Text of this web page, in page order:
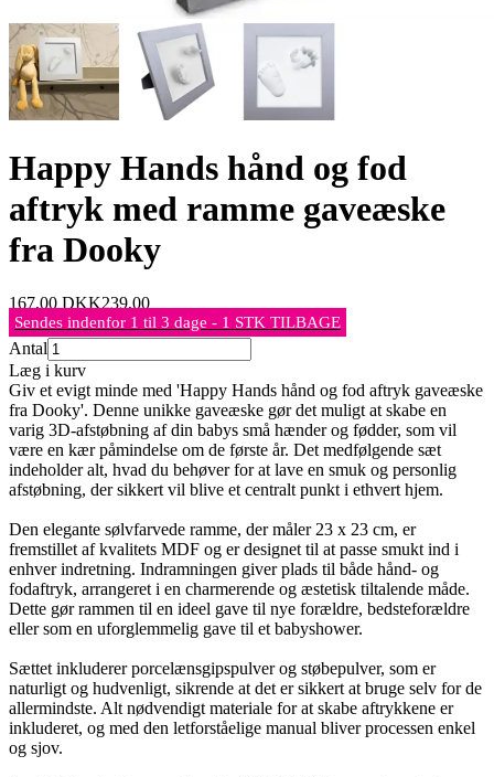
Happy Hands hånd og fod
aftryk med ramme gaveæske
fra Dooky
167,00DKK239,00
Sendes indenfor 1 til 3 dage - 1 STK TILBAGE
Antal
Læg i kurv
Giv et evigt minde med 'Happy Hands hånd og fod aftryk gaveæske
fra Dooky'. Denne unikke gaveæske gør det muligt at skabe en
varig 3D-afstøbning af din babys små hænder og fødder, som vil
være en kær påmindelse om de første år. Det medfølgende sæt
indeholder alt, hvad du behøver for at lave en smuk og personlig
afstøbning, der sikkert vil blive et centralt punkt i ethvert hjem.
Den elegante sølvfarvede ramme, der måler 23 x 23 cm, er
fremstillet af kvalitets MDF og er designet til at passe smukt ind i
enhver indretning. Indramningen giver plads til både hånd- og
fodaftryk, arrangeret i en charmerende og æstetisk tiltalende måde.
Dette gør rammen til en ideel gave til nye forældre, bedsteforældre
eller som en uforglemmelig gave til et babyshower.
Sættet inkluderer porcelænsgipspulver og støbepulver, som er
naturligt og hudvenligt, sikrende at det er sikkert at bruge selv for de
allermindste. Alt nødvendigt materiale for at skabe aftrykkene er
inkluderet, og med den letforståelige manual bliver processen enkel
og sjov.